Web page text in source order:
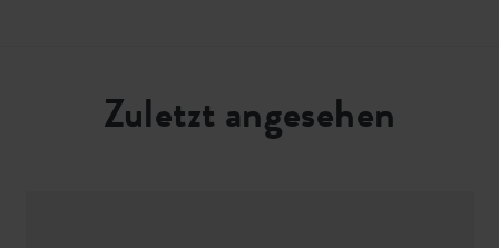
Zuletzt angesehen